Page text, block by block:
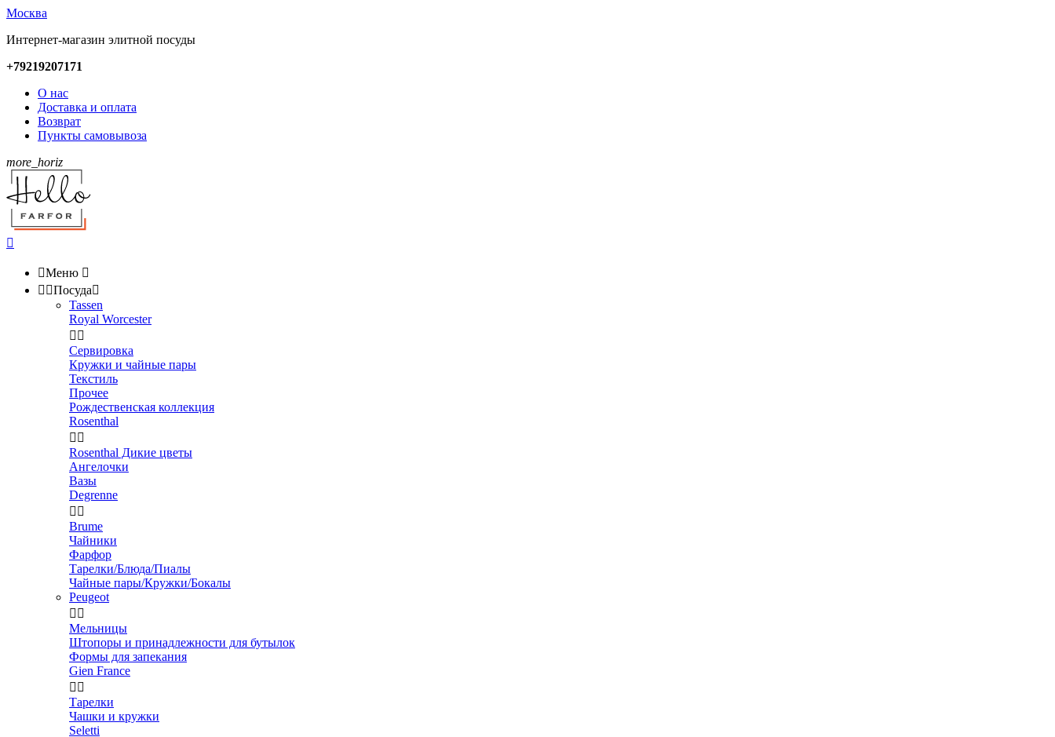
Москва
Интернет-магазин элитной посуды
+79219207171
О нас
Доставка и оплата
Возврат
Пункты самовывоза
more_horiz

Меню 
 Посуда
Tassen
Royal Worcester
 
Сервировка
Кружки и чайные пары
Текстиль
Прочее
Рождественская коллекция
Rosenthal
 
Rosenthal Дикие цветы
Ангелочки
Вазы
Degrenne
 
Brume
Чайники
Фарфор
Тарелки/Блюда/Пиалы
Чайные пары/Кружки/Бокалы
Peugeot
 
Мельницы
Штопоры и принадлежности для бутылок
Формы для запекания
Gien France
 
Тарелки
Чашки и кружки
Seletti